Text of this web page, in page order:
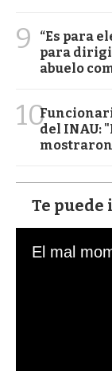
9
“Es para
para
abuelo
10del INAU:
Te